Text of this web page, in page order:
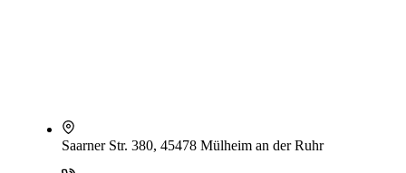
Saarner Str. 380, 45478 Mülheim an der Ruhr